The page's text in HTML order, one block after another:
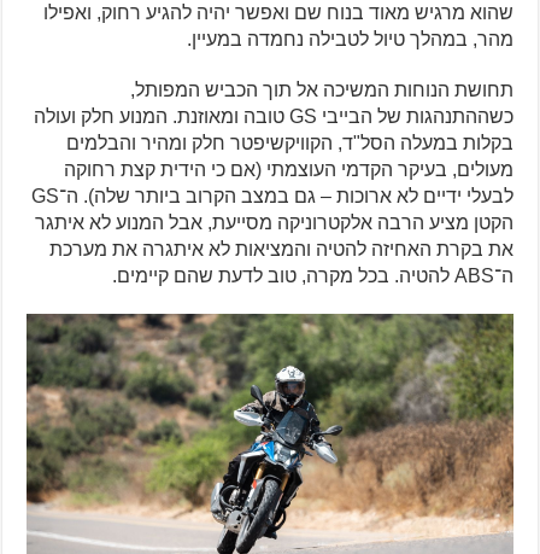
שהוא מרגיש מאוד בנוח שם ואפשר יהיה להגיע רחוק, ואפילו
מהר, במהלך טיול לטבילה נחמדה במעיין.
תחושת הנוחות המשיכה אל תוך הכביש המפותל,
כשההתנהגות של הבייבי GS טובה ומאוזנת. המנוע חלק ועולה
בקלות במעלה הסל"ד, הקוויקשיפטר חלק ומהיר והבלמים
מעולים, בעיקר הקדמי העוצמתי (אם כי הידית קצת רחוקה
לבעלי ידיים לא ארוכות – גם במצב הקרוב ביותר שלה). ה־GS
הקטן מציע הרבה אלקטרוניקה מסייעת, אבל המנוע לא איתגר
את בקרת האחיזה להטיה והמציאות לא איתגרה את מערכת
ה־ABS להטיה. בכל מקרה, טוב לדעת שהם קיימים.